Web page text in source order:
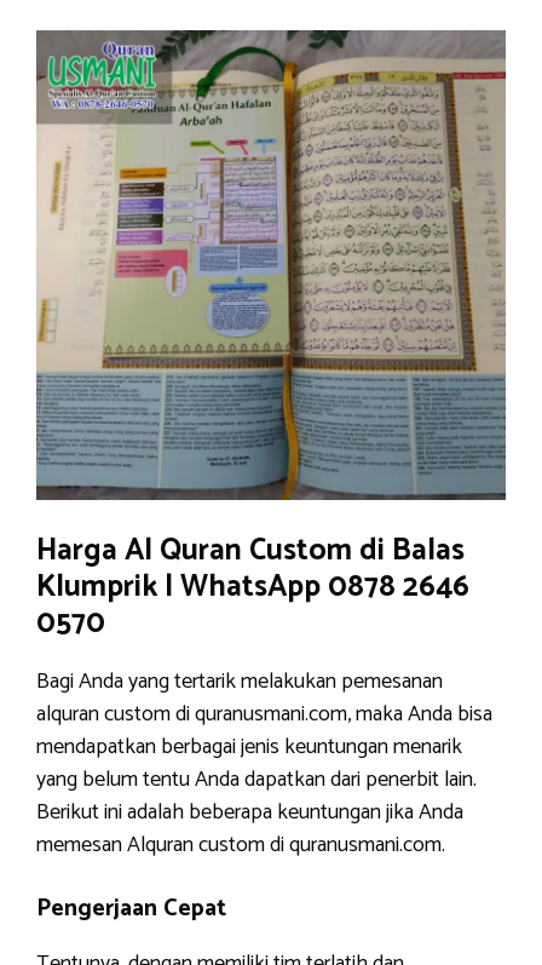
Harga Al Quran Custom di Balas
Klumprik | WhatsApp 0878 2646
0570
Bagi Anda yang tertarik melakukan pemesanan
alquran custom di quranusmani.com, maka Anda bisa
mendapatkan berbagai jenis keuntungan menarik
yang belum tentu Anda dapatkan dari penerbit lain.
Berikut ini adalah beberapa keuntungan jika Anda
memesan Alquran custom di quranusmani.com.
Pengerjaan Cepat